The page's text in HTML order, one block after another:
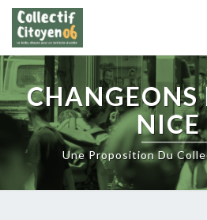
Skip
content
CHANGEONS
Une Proposition Du